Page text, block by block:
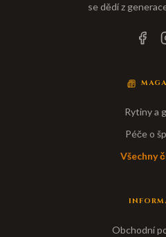
se dědí z
Rytiny a
Péče o
Všechny
Obchodní